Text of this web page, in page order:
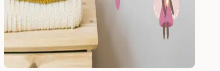
fürs Kinderzimmer
Wandsticker
Leuchtende Wandsticker